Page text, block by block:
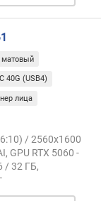
матовый
40G (USB4)
лица
/ 2560x1600
GPU RTX 5060 -
/ 32 ГБ,